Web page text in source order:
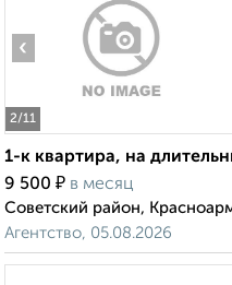
2/11
‹
1-к квартира, на
9 500 ₽ в месяц
Советский район,
Агентство, 05.08.2026